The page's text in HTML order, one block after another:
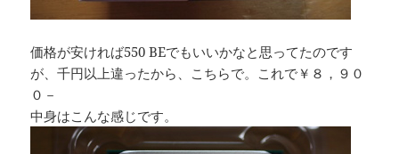
価格が安ければ550 BEでもいいかなと思ってたのです
が、千円以上違ったから、こちらで。これで￥８，９０
０－
中身はこんな感じです。